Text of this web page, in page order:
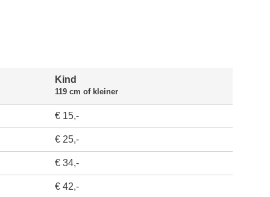
Kind
119 cm of kleiner
€ 15,-
€ 25,-
€ 34,-
€ 42,-